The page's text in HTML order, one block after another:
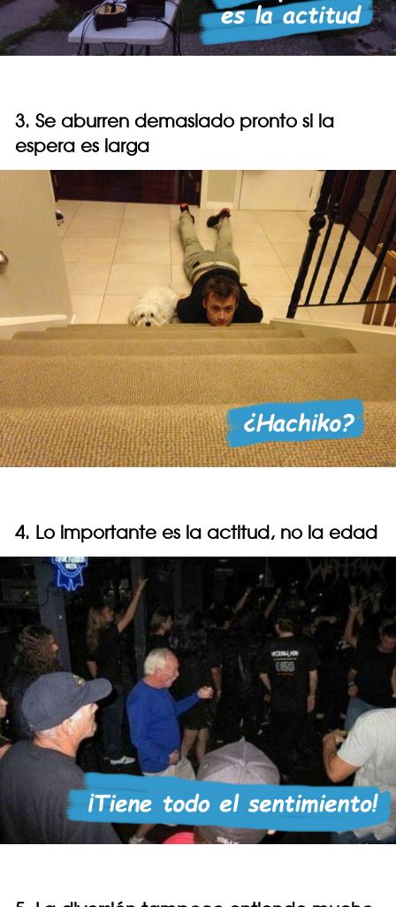
3. Se aburren demasiado pronto si la
espera es larga
4. Lo importante es la actitud, no la edad